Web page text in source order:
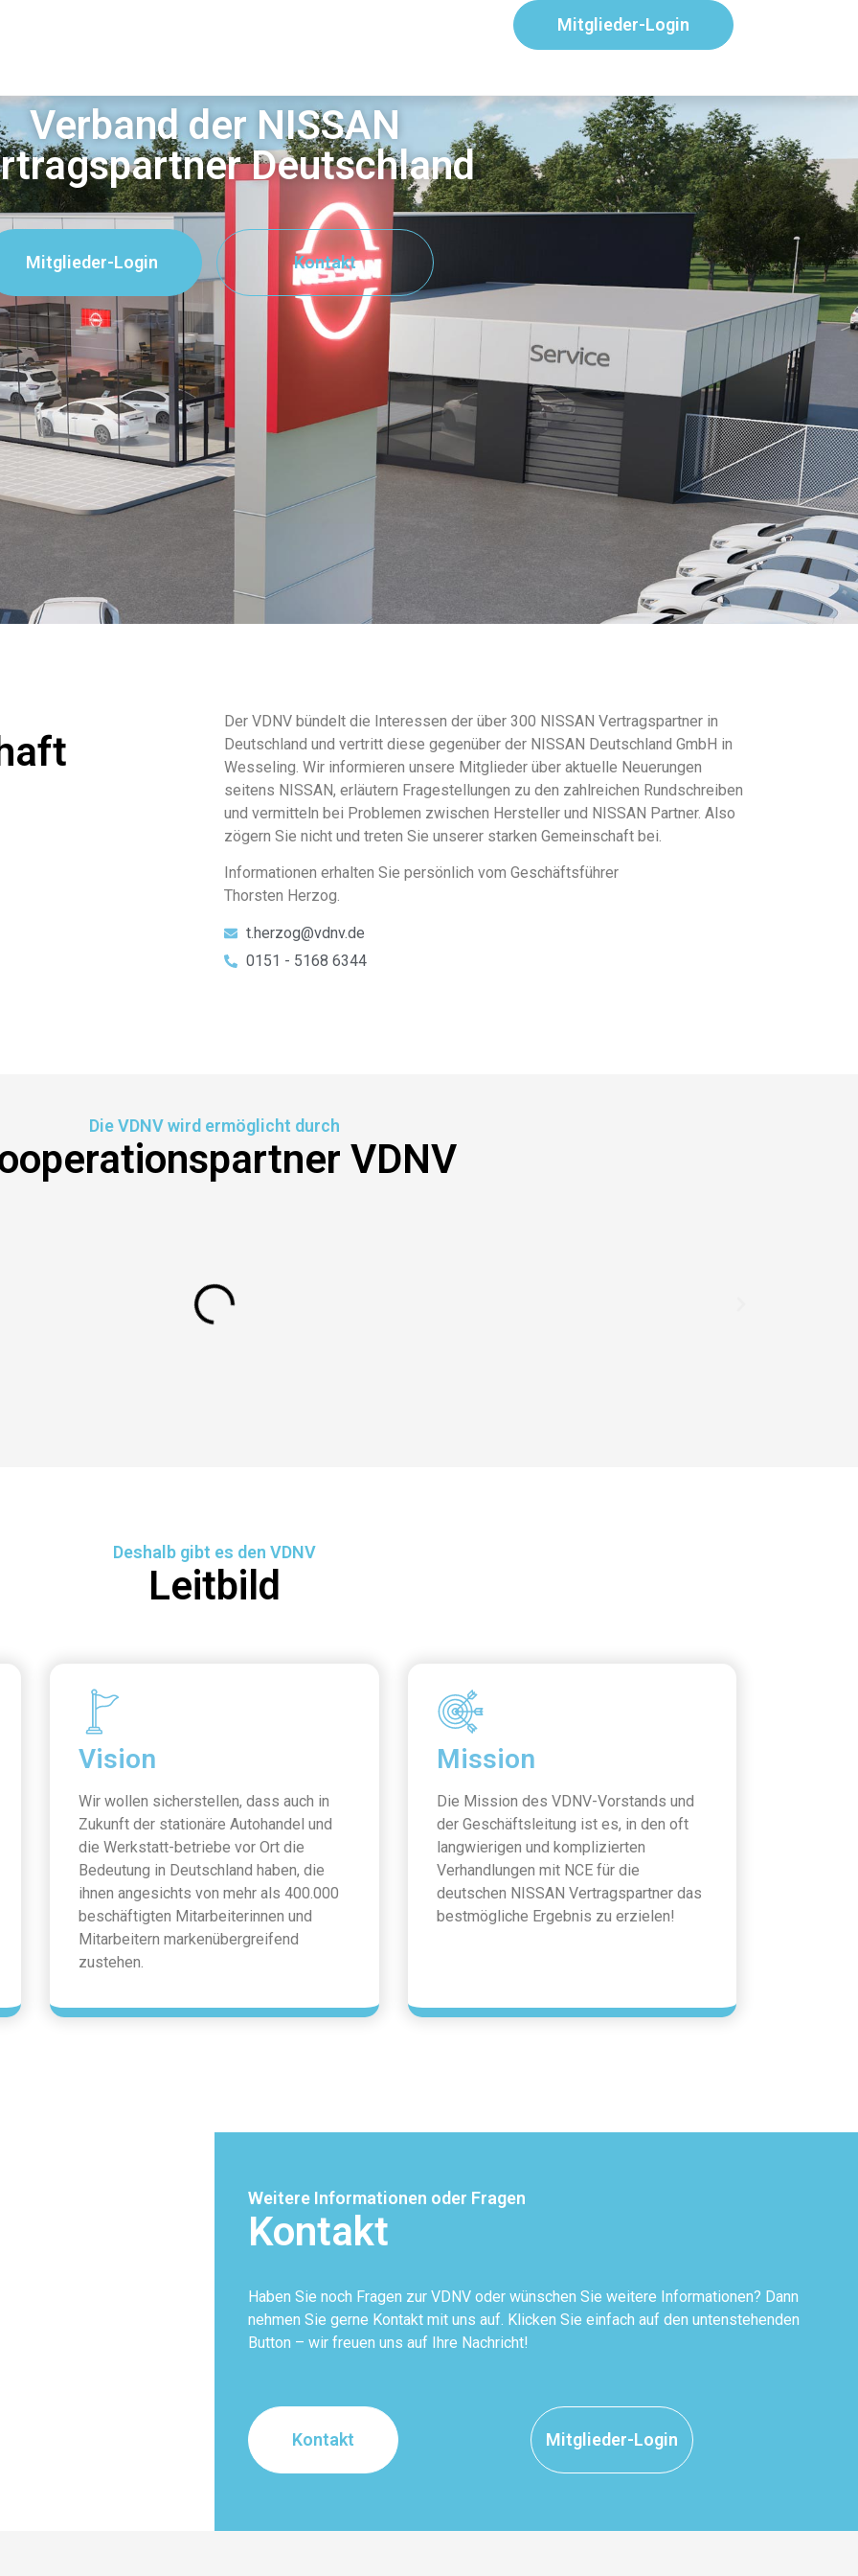
Mitglieder-Login
Verband der NISSAN
Deutschland
Mitglieder-Login Kontakt
Der VDNV bündelt die Interessen der über 300 NISSAN Vertragspartner in
Deutschland und vertritt diese gegenüber der NISSAN Deutschland GmbH in
Wesseling. Wir informieren unsere Mitglieder über aktuelle Neuerungen
seitens NISSAN, erläutern Fragestellungen zu den zahlreichen Rundschreiben
und vermitteln bei Problemen zwischen Hersteller und NISSAN Partner. Also
zögern Sie nicht und treten Sie unserer starken Gemeinschaft bei.
Informationen erhalten Sie persönlich vom Geschäftsführer
Thorsten Herzog.
t.herzog@vdnv.de
0151 - 5168 6344
Die VDNV wird ermöglicht durch
VDNV
Deshalb gibt es den VDNV
Leitbild
Vision
Wir wollen sicherstellen, dass auch in
Zukunft der stationäre Autohandel und
die Werkstatt-betriebe vor Ort die
Bedeutung in Deutschland haben, die
ihnen angesichts von mehr als 400.000
beschäftigten Mitarbeiterinnen und
Mitarbeitern markenübergreifend
zustehen.
Mission
Die Mission des VDNV-Vorstands und
der Geschäftsleitung ist es, in den oft
langwierigen und komplizierten
Verhandlungen mit NCE für die
deutschen NISSAN Vertragspartner das
bestmögliche Ergebnis zu erzielen!
Weitere Informationen oder Fragen
Kontakt
Haben Sie noch Fragen zur VDNV oder wünschen Sie weitere Informationen? Dann
nehmen Sie gerne Kontakt mit uns auf. Klicken Sie einfach auf den untenstehenden
Button – wir freuen uns auf Ihre Nachricht!
Kontakt Mitglieder-Login